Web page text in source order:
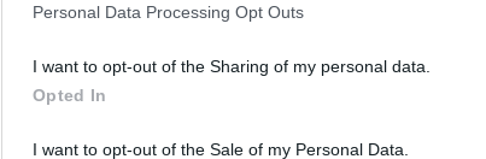
Personal Data Processing Opt Outs
I want to opt-out of the Sharing of my personal data.
Opted In
I want to opt-out of the Sale of my Personal Data.